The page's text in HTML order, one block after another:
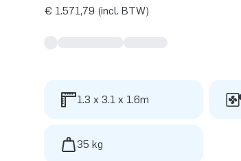
€ 1.571,79 (incl. BTW)
1.3 x 3.1 x 1.6m
35 kg